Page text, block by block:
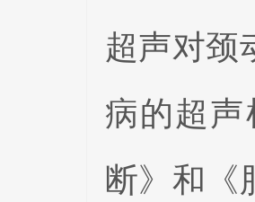
超声对颈
病的超
断》和《